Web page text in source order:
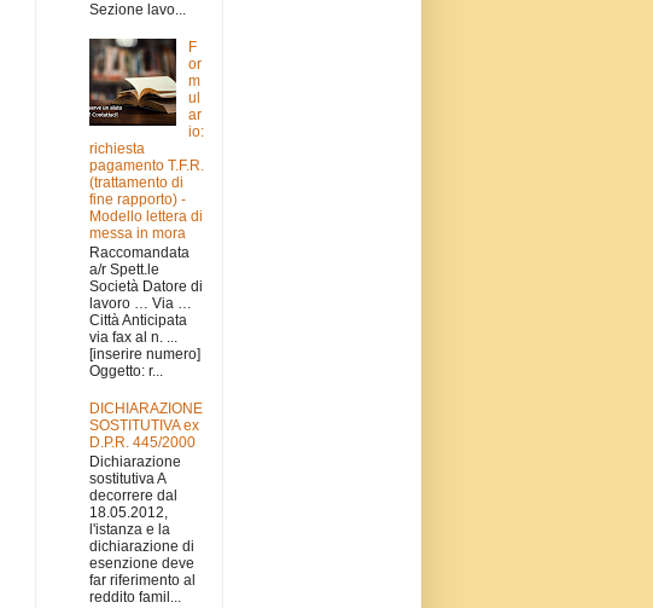
Sezione lavo...
F
or
m
ul
ar
io:
richiesta
pagamento T.F.R.
(trattamento di
fine rapporto) -
Modello lettera di
messa in mora
Raccomandata
a/r Spett.le
Società Datore di
lavoro … Via …
Città Anticipata
via fax al n. ...
[inserire numero]
Oggetto: r...
DICHIARAZIONE
SOSTITUTIVA ex
D.P.R. 445/2000
Dichiarazione
sostitutiva A
decorrere dal
18.05.2012,
l'istanza e la
dichiarazione di
esenzione deve
far riferimento al
reddito famil...